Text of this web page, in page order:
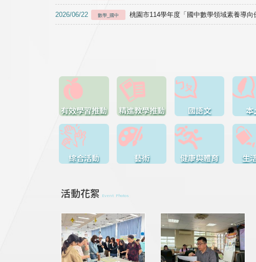
2026/06/22 數學_國中 桃園市114學年度「國中數學領域素養導
有效學習推動 精進教學推動 國語文 本
綜合活動 藝術 健康與體育 生
活動花絮 Event Photos